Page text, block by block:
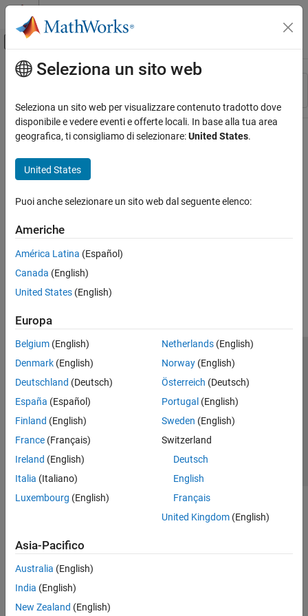
Vai al contenuto
Attiva/disattiva menu di navigazione
Risorsa
Stato
Contenuto principale
Seleziona un sito web
Seleziona un sito web per visualizzare contenuto tradotto dove
disponibile e vedere eventi e offerte locali. In base alla tua area
geografica, ti consigliamo di selezionare:United States.
United States
Puoi anche selezionare un sito web dal seguente elenco:
Americhe
América Latina (Español)
Canada (English)
United States (English)
Europa
Belgium (English)
Denmark (English)
Deutschland (Deutsch)
España (Español)
Finland (English)
France (Français)
Ireland (English)
Italia (Italiano)
Luxembourg (English)
Netherlands(English)
Norway(English)
Österreich (Deutsch)
Portugal (English)
Sweden (English)
Switzerland
Deutsch
English
Français
United Kingdom(English)
Asia-Pacifico
Australia (English)
India (English)
New Zealand (English)
Centro di fiducia
Informativa sulla privacy
Antipirateria
Stato dell'applicazione
Contatti
© 1994-2026 The MathWorks, Inc.